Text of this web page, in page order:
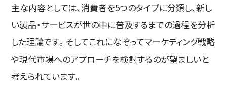
主な内容としては、消費者を5つのタイプに分類し、新し
い製品・サービスが世の中に普及するまでの過程を分析
した理論です。そしてこれになぞってマーケティング戦略
や現代市場へのアプローチを検討するのが望ましいと
考えられています。